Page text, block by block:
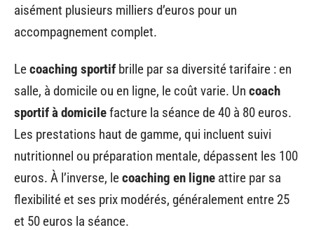
aisément plusieurs milliers d’euros pour un
accompagnement complet.
Lecoaching sportif brille par sa diversité tarifaire : en
salle, à domicile ou en ligne, le coût varie. Un coach
sportif à domicilefacture la séance de 40 à 80 euros.
Les prestations haut de gamme, qui incluent suivi
nutritionnel ou préparation mentale, dépassent les 100
euros. À l’inverse, lecoaching en ligne attire par sa
flexibilité et ses prix modérés, généralement entre 25
et 50 euros la séance.